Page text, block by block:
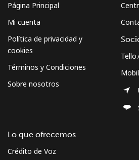
Página Principal
Mi cuenta
Política de privacidad y
cookies
Términos y Condiciones
Sobre nosotros
Lo que ofrecemos
Crédito de Voz